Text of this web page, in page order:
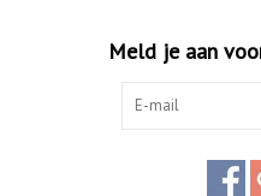
Meld je aan